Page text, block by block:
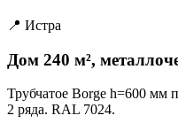
📍 Истра
Дом 240 м²,
Трубчатое Borge h=600 мм
2 ряда. RAL 7024.